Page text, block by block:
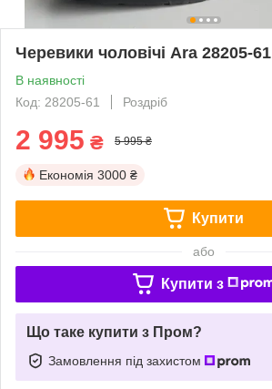
Черевики чоловічі Ara 28205-61
В наявності
Код: 28205-61
Роздріб
2 995 ₴ 5 995 ₴
Економія 3000 ₴
Купити
або
Купити з
Що таке купити з Пром?
Замовлення під захистом